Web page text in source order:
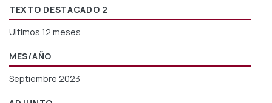
TEXTO DESTACADO 2
Ultimos 12 meses
MES/AÑO
Septiembre 2023